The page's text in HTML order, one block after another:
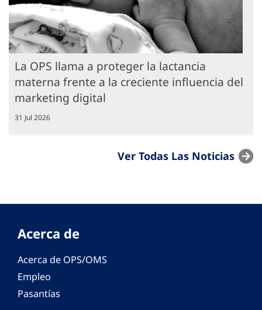
La OPS llama a proteger la lactancia
materna frente a la creciente influencia del
marketing digital
31 Jul 2026
Ver Todas Las Noticias
Acerca de
Acerca de OPS/OMS
Empleo
Pasantías